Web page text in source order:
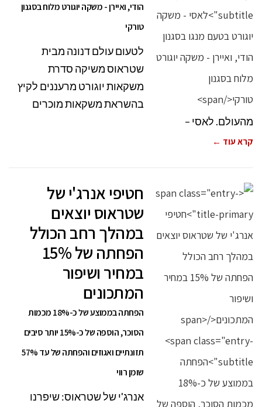
הודי, ואיירן - משקה יוגורט מלוח בסגנון
טורקי
לטעום עולם דנונה מבית
שטראוס משיקה סדרת
משקאות יוגורט מרעננים לקיץ
בהשראת משקאות מוכרים
מהעולם. לאסי –
קרא עוד ←
חטיפי אנרג'י של
שטראוס יוצאים
במהלך רחב הכולל
הפחתה של 15%
במחיר ושיפור
המתכונים
הפחתה בממוצע של כ-18% מכמות
הסוכר, הוספה של כ-15% יותר סיבים
תזונתיים ואגוזים והפחתה של עד 57%
שומן רווי
אנרג'י של שטראוס: שיפרנו